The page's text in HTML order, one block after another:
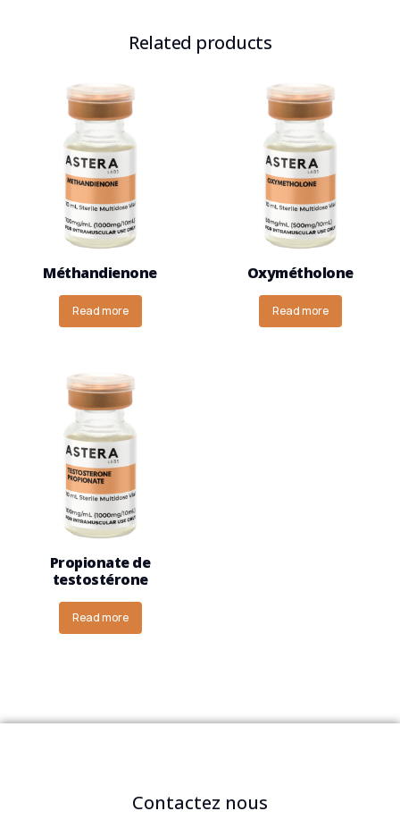
Related products
Méthandienone
Read more
Oxymétholone
Read more
Propionate de
testostérone
Read more
Contactez nous